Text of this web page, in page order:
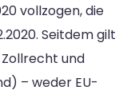
vollzogen, die
Seitdem gilt
und
– weder EU-